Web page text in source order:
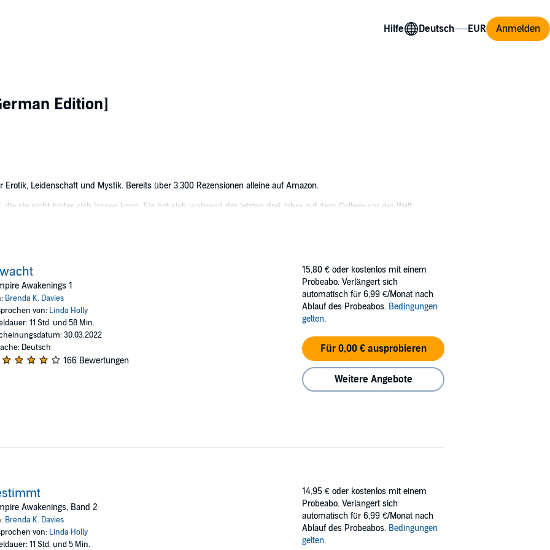
Hilfe Anmelden
Edition]
Leidenschaft und Mystik. Bereits über 3.300 Rezensionen alleine auf Amazon.
die sie nicht hinter sich lassen kann. Sie hat sich während der letzten drei Jahre auf dem College vor der Welt
Zufällig trifft sie auf Liam, der ihre wohlbehütete Welt ins Wanken bringt. Er weckt Gefühle in ihr, von denen sie
in sich und weiß, dass er von Sera fernbleiben sollte, da er ihr nur weiteren Schmerz zufügen würde. Er fühlt
angezogen und schafft es nicht, sich der Lust und Leidenschaft zu verwehren, die nur sie in ihm auslösen kann.
und Sera für immer auseinandergerissen, wenn die Vergangenheit die Gegenwart einholt und so Liams wahre
nicht für dich geeignet ist, wenn du unter 18 Jahre alt bist.
Awakenings 1
Brenda K. Davies
von: Linda Holly
11 Std. und 58 Min.
30.03.2022
Deutsch
166 Bewertungen
15,80 € oder kostenlos mit einem
Probeabo. Verlängert sich
automatisch für 6,99 €/Monat nach
Ablauf des Probeabos. Bedingungen
gelten.
Für 0,00 € ausprobieren
Weitere Angebote
Awakenings, Band 2
Brenda K. Davies
von: Linda Holly
11 Std. und 5 Min.
14,95 € oder kostenlos mit einem
Probeabo. Verlängert sich
automatisch für 6,99 €/Monat nach
Ablauf des Probeabos. Bedingungen
gelten.